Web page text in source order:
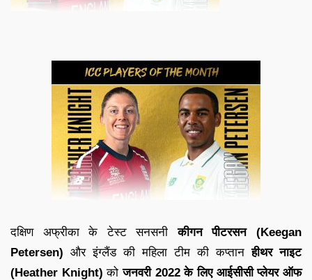
दक्षिण अफ्रीका के टेस्ट सनसनीकीगन पीटरसन (Keegan
Petersen) और इंग्लैंड की महिला टीम की कप्तानहीथर नाइट
(Heather Knight)कोजनवरी 2022 के लिए आईसीसी प्लेयर ऑफ